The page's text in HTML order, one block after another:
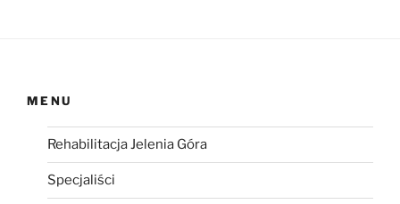
MENU
Rehabilitacja Jelenia Góra
Specjaliści